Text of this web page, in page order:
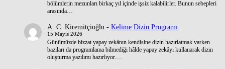
bölümlerin mezunları birkaç yıl içinde işsiz kalabilirler. Bunun sebepleri
arasında…
A. C. Kiremitçioğlu - Kelime Dizin Programı
15 Mayıs 2026
Günümüzde bizzat yapay zekânın kendisine dizin hazırlatmak varken
bazıları da programlama bilmediği hâlde yapay zekâyı kullanarak dizin
oluşturma yazılımı hazırlıyor.…